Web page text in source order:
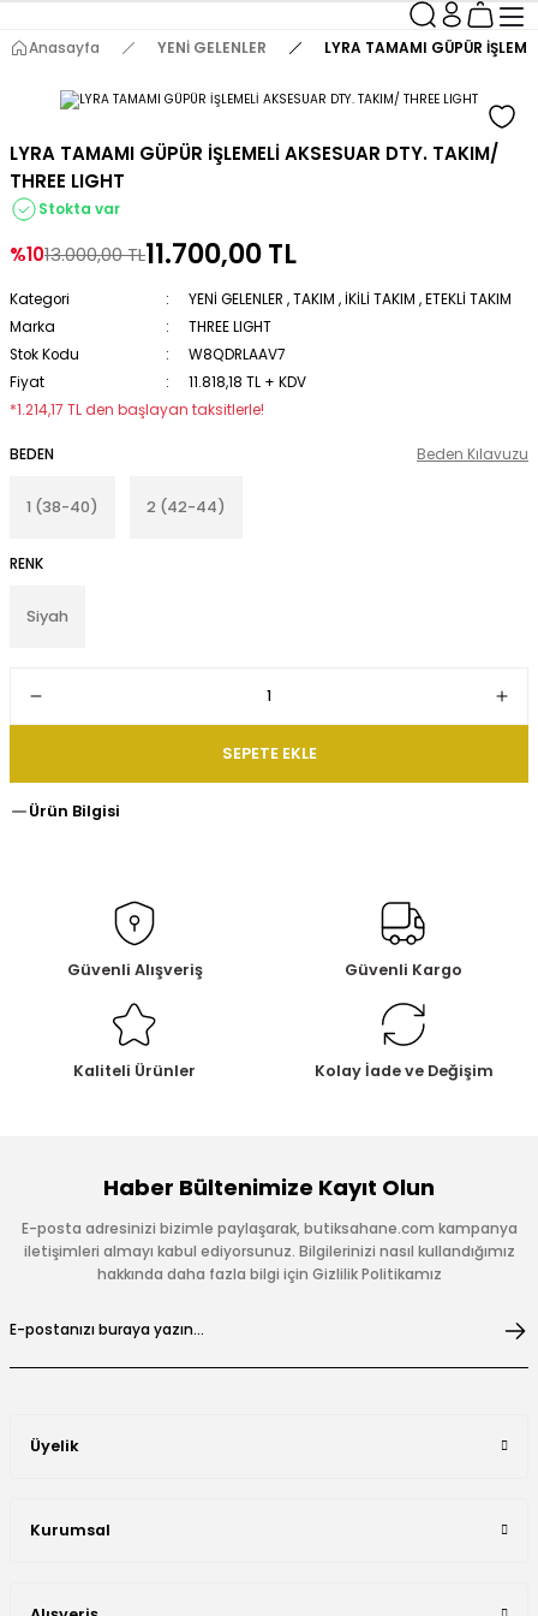
Anasayfa YENİ GELENLER LYRA TAMAMI GÜPÜR
LYRA TAMAMI GÜPÜR İŞLEMELİ AKSESUAR DTY. TAKIM/
THREE LIGHT
Stokta var
%1013.000,00 TL11.700,00 TL
Kategori YENİ GELENLER ,TAKIM , İKİLİ TAKIM ,ETEKLİ TAKIM
Marka
THREE LIGHT
Stok Kodu
W8QDRLAAV7
Fiyat
11.818,18 TL + KDV
*1.214,17 TL den başlayan taksitlerle!
BEDEN
1 (38-40) 2 (42-44)
RENK
Siyah
Beden Kılavuzu
SEPETE EKLE
Ürün Bilgisi
Güvenli Alışveriş Güvenli Kargo
Kaliteli Ürünler Kolay İade ve Değişim
Haber Bültenimize Kayıt Olun
E-posta adresinizi bizimle paylaşarak, butiksahane.com kampanya
iletişimleri almayı kabul ediyorsunuz. Bilgilerinizi nasıl kullandığımız
hakkında daha fazla bilgi için Gizlilik Politikamız
Üyelik
Kurumsal